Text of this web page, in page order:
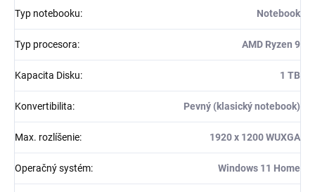
Typ notebooku: Notebook
Typ procesora: AMD Ryzen 9
Kapacita Disku: 1 TB
Konvertibilita: Pevný (klasický notebook)
Max. rozlíšenie: 1920 x 1200 WUXGA
Operačný systém: Windows 11 Home